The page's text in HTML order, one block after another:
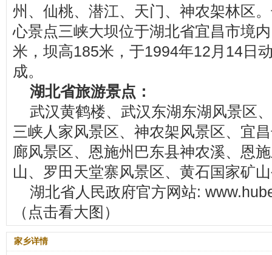
州、仙桃、潜江、天门、神农架林区
心景点三峡大坝位于湖北省宜昌市境
米，坝高185米，于1994年12月14日
成。
湖北省旅游景点：
武汉黄鹤楼、武汉东湖东湖风景区
三峡人家风景区、神农架风景区、宜
廊风景区、恩施州巴东县神农溪、恩
山、罗田天堂寨风景区、黄石国家矿
湖北省人民政府官方网站:
（点击看大图）
家乡详情